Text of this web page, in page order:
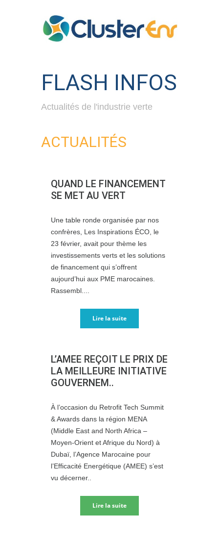
FLASH INFOS
Actualités de l'industrie verte
ACTUALITÉS
QUAND LE FINANCEMENT
SE MET AU VERT
Une table ronde organisée par nos
confrères, Les Inspirations ÉCO, le
23 février, avait pour thème les
investissements verts et les solutions
de financement qui s’offrent
aujourd’hui aux PME marocaines.
Rassembl....
Lire la suite
L’AMEE REÇOIT LE PRIX DE
LA MEILLEURE INITIATIVE
GOUVERNEM..
À l’occasion du Retrofit Tech Summit
& Awards dans la région MENA
(Middle East and North Africa –
Moyen-Orient et Afrique du Nord) à
Dubaï, l’Agence Marocaine pour
l’Efficacité Energétique (AMEE) s’est
vu décerner..
Lire la suite